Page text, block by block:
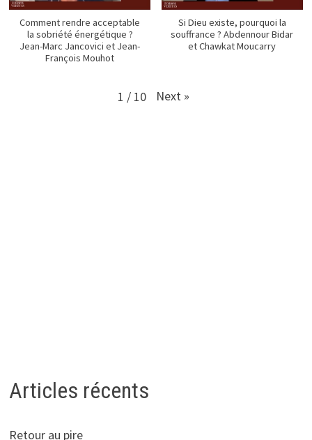
Comment rendre acceptable
la sobriété énergétique ?
Jean-Marc Jancovici et Jean-
François Mouhot
Si Dieu existe, pourquoi la
souffrance ? Abdennour Bidar
et Chawkat Moucarry
1 / 10 Next »
Articles récents
Retour au pire